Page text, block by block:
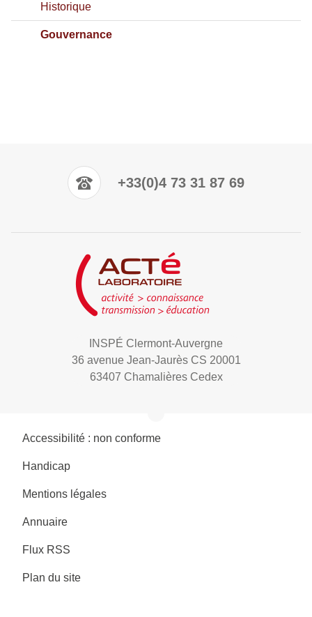
Historique
Gouvernance
+33(0)4 73 31 87 69
INSPÉ Clermont-Auvergne
36 avenue Jean-Jaurès CS 20001
63407 Chamalières Cedex
Accessibilité : non conforme
Handicap
Mentions légales
Annuaire
Flux RSS
Plan du site